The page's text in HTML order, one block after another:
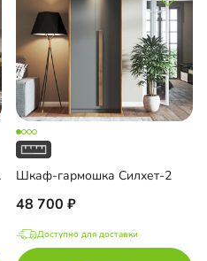
2 Шкаф-гармошка Силхет-2
48 700
Доступно для доставки